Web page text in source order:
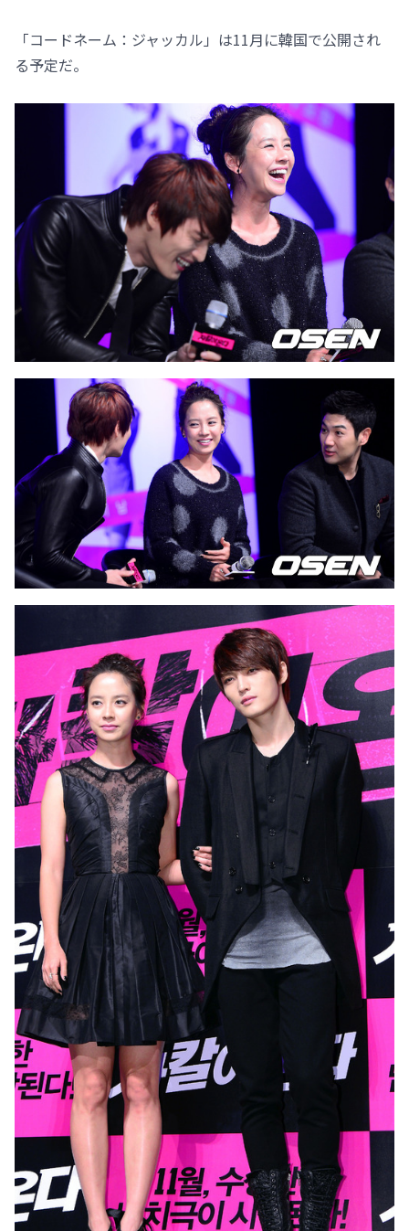
「コードネーム：ジャッカル」は11月に韓国で公開され
る予定だ。